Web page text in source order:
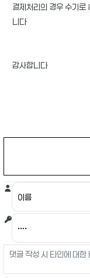
결제처리의 경우 수기로
니다
감사합니다